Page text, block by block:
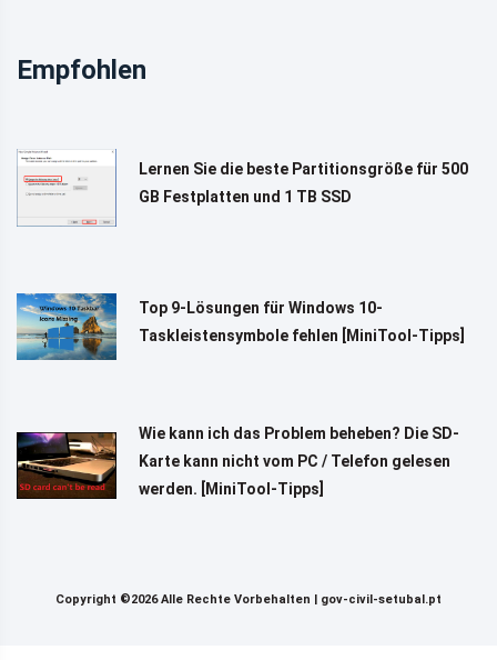
Empfohlen
Lernen Sie die beste Partitionsgröße für 500
GB Festplatten und 1 TB SSD
Top 9-Lösungen für Windows 10-
Taskleistensymbole fehlen [MiniTool-Tipps]
Wie kann ich das Problem beheben? Die SD-
Karte kann nicht vom PC / Telefon gelesen
werden. [MiniTool-Tipps]
Copyright ©2026 Alle Rechte Vorbehalten | gov-civil-setubal.pt